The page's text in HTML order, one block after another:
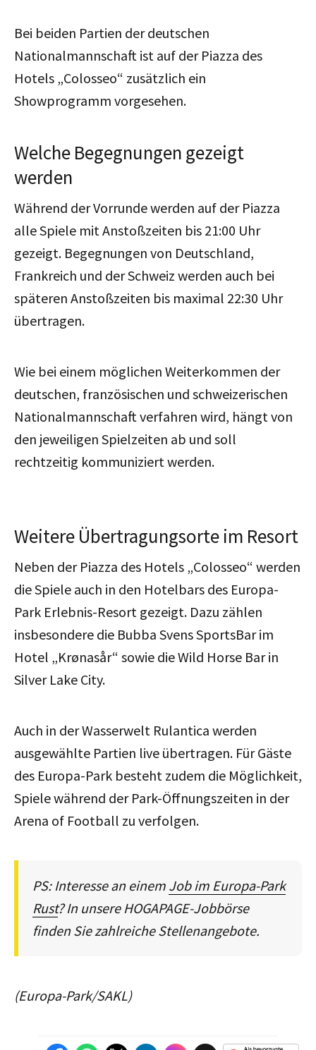
Bei beiden Partien der deutschen
Nationalmannschaft ist auf der Piazza des
Hotels „Colosseo“ zusätzlich ein
Showprogramm vorgesehen.
Welche Begegnungen gezeigt
werden
Während der Vorrunde werden auf der Piazza
alle Spiele mit Anstoßzeiten bis 21:00 Uhr
gezeigt. Begegnungen von Deutschland,
Frankreich und der Schweiz werden auch bei
späteren Anstoßzeiten bis maximal 22:30 Uhr
übertragen.
Wie bei einem möglichen Weiterkommen der
deutschen, französischen und schweizerischen
Nationalmannschaft verfahren wird, hängt von
den jeweiligen Spielzeiten ab und soll
rechtzeitig kommuniziert werden.
Weitere Übertragungsorte im Resort
Neben der Piazza des Hotels „Colosseo“ werden
die Spiele auch in den Hotelbars des Europa-
Park Erlebnis-Resort gezeigt. Dazu zählen
insbesondere die Bubba Svens SportsBar im
Hotel „Krønasår“ sowie die Wild Horse Bar in
Silver Lake City.
Auch in der Wasserwelt Rulantica werden
ausgewählte Partien live übertragen. Für Gäste
des Europa-Park besteht zudem die Möglichkeit,
Spiele während der Park-Öffnungszeiten in der
Arena of Football zu verfolgen.
PS: Interesse an einem Job im Europa-Park
Rust? In unsere HOGAPAGE-Jobbörse
finden Sie zahlreiche Stellenangebote.
(Europa-Park/SAKL)